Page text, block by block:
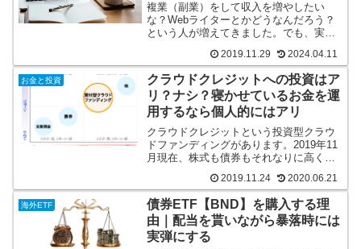
複業（副業）をして収入を増やしたい
な？Webライターとかどうなんだろう？
という人が増えてきました。でも、実際
もできたり、初心者は買い叩かれたりと
いうのが問題なのでちょっとした解決方
の紹介です。
2019.11.29 2024.04.11
お金と投資
クラウドクレジットへの投資はア
リ？ナシ？寝かせているお金を運
用するなら個人的にはアリ
クラウドクレジットという投資型クラウ
ドファンディングがあります。2019年11
月現在、株式も債券もそれなりに高く手
響されないミドルリスクの資産としてク
ラウドファンディングを調べたので記事
にしました。
2019.11.24 2020.06.21
海外ETF
債券ETF【BND】を購入する理
由｜配当を貰いながら暴落時には
実弾にする